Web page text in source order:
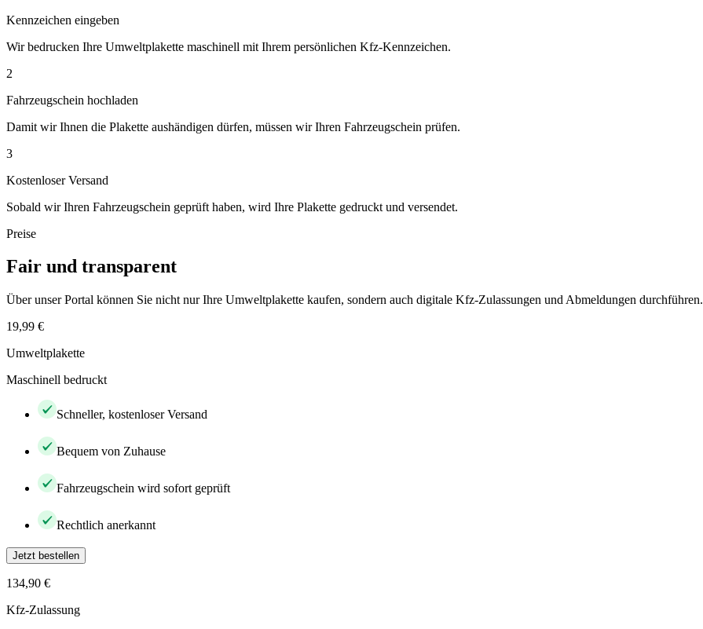
Kennzeichen eingeben
Wir bedrucken Ihre Umweltplakette maschinell mit Ihrem persönlichen Kfz-Kennzeichen.
2
Fahrzeugschein hochladen
Damit wir Ihnen die Plakette aushändigen dürfen, müssen wir Ihren Fahrzeugschein prüfen.
3
Kostenloser Versand
Sobald wir Ihren Fahrzeugschein geprüft haben, wird Ihre Plakette gedruckt und versendet.
Preise
Fair und transparent
Über unser Portal können Sie nicht nur Ihre Umweltplakette kaufen, sondern auch digitale Kfz-Zulassungen und Abmeldungen durchführen.
19,99 €
Umweltplakette
Maschinell bedruckt
Schneller, kostenloser Versand
Bequem von Zuhause
Fahrzeugschein wird sofort geprüft
Rechtlich anerkannt
Jetzt bestellen
134,90 €
Kfz-Zulassung